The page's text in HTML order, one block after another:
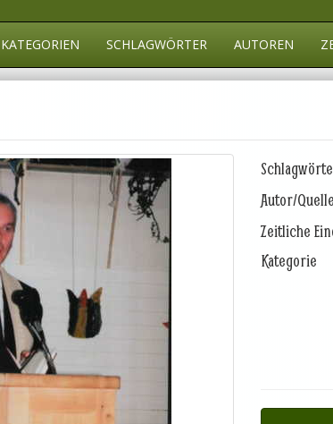
KATEGORIEN SCHLAGWÖRTER AUTOREN
Autor/Quelle
Zeitliche
Kategorie